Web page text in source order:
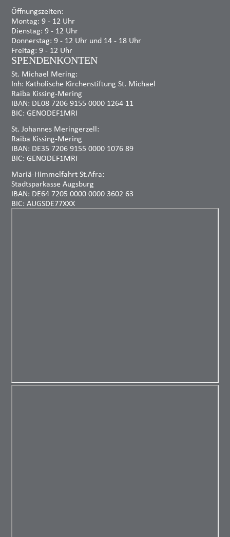
Öffnungszeiten:
Montag: 9 - 12 Uhr
Dienstag: 9 - 12 Uhr
Donnerstag: 9 - 12 Uhr und 14 - 18 Uhr
Freitag: 9 - 12 Uhr
SPENDENKONTEN
St. Michael Mering:
Inh: Katholische Kirchenstiftung St. Michael
Raiba Kissing-Mering
IBAN: DE08 7206 9155 0000 1264 11
BIC: GENODEF1MRI
St. Johannes Meringerzell:
Raiba Kissing-Mering
IBAN: DE35 7206 9155 0000 1076 89
BIC: GENODEF1MRI
Mariä-Himmelfahrt St.Afra:
Stadtsparkasse Augsburg
IBAN: DE64 7205 0000 0000 3602 63
BIC: AUGSDE77XXX